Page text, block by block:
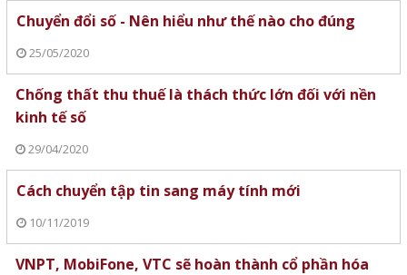
Chuyển đổi số - Nên hiểu như thế nào cho đúng
25/05/2020
Chống thất thu thuế là thách thức lớn đối với nền
kinh tế số
29/04/2020
Cách chuyển tập tin sang máy tính mới
10/11/2019
VNPT, MobiFone, VTC sẽ hoàn thành cổ phần hóa